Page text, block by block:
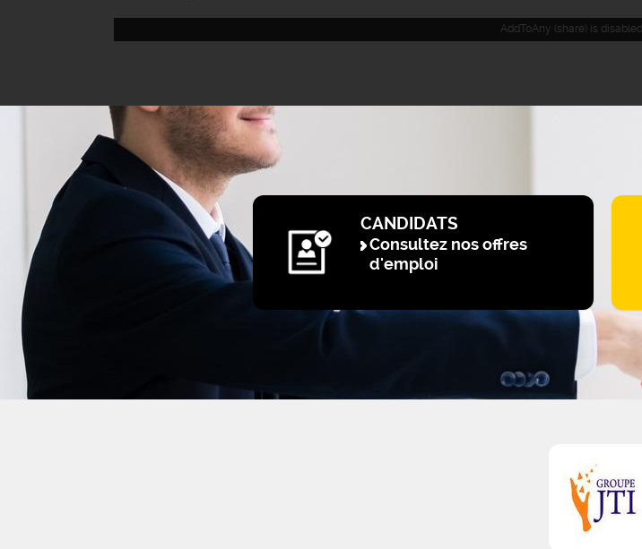
AddToAny (share) is disabled.
CANDIDATS
Consultez nos offres
d'emploi